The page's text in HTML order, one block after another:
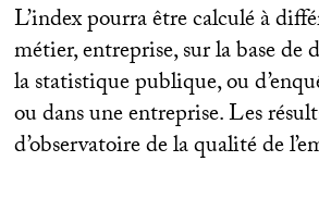
L’index pourra être calculé à
métier, entreprise, sur la base de
la statistique publique, ou
ou dans une entreprise. Les
d’observatoire de la qualité de